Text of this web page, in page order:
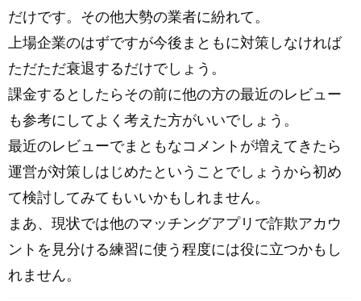
だけです。その他大勢の業者に紛れて。
上場企業のはずですが今後まともに対策しなければ
ただただ衰退するだけでしょう。
課金するとしたらその前に他の方の最近のレビュー
も参考にしてよく考えた方がいいでしょう。
最近のレビューでまともなコメントが増えてきたら
運営が対策しはじめたということでしょうから初め
て検討してみてもいいかもしれません。
まあ、現状では他のマッチングアプリで詐欺アカウ
ントを見分ける練習に使う程度には役に立つかもし
れません。